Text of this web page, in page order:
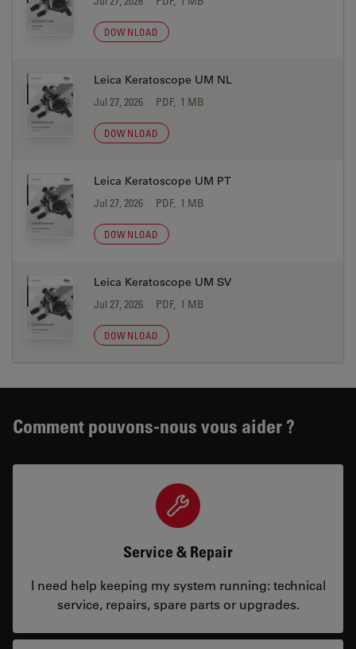
DOWNLOAD
Leica Keratoscope UM NL
Jul 27, 2026 PDF, 1 MB
DOWNLOAD
Leica Keratoscope UM PT
Jul 27, 2026 PDF, 1 MB
DOWNLOAD
Leica Keratoscope UM SV
Jul 27, 2026 PDF, 1 MB
DOWNLOAD
Comment pouvons-nous vous aider ?
Service & Repair
I need help keeping my system running: technical
service, repairs, spare parts or upgrades.